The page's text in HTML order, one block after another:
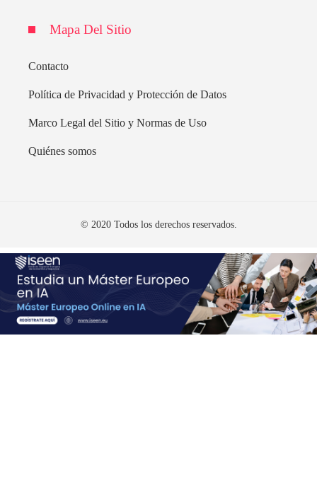
Mapa Del Sitio
Contacto
Política de Privacidad y Protección de Datos
Marco Legal del Sitio y Normas de Uso
Quiénes somos
© 2020 Todos los derechos reservados.